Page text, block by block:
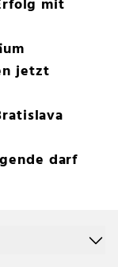
mit
jetzt
darf